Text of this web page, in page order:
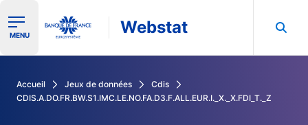
Ouvrir le menu de navigation
MENU Webstat
Accueil Jeux de données
Cdis
CDIS.A.DO.FR.BW.S1.IMC.LE.NO.FA.D3.F.ALL.EUR.I._X._X.FDI_T._Z